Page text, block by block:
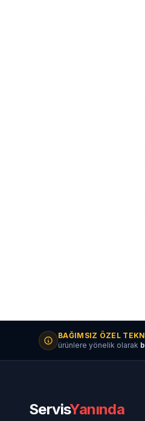
BAĞIMSIZ ÖZEL
ürünlere yönelik olarak
ServisYanında